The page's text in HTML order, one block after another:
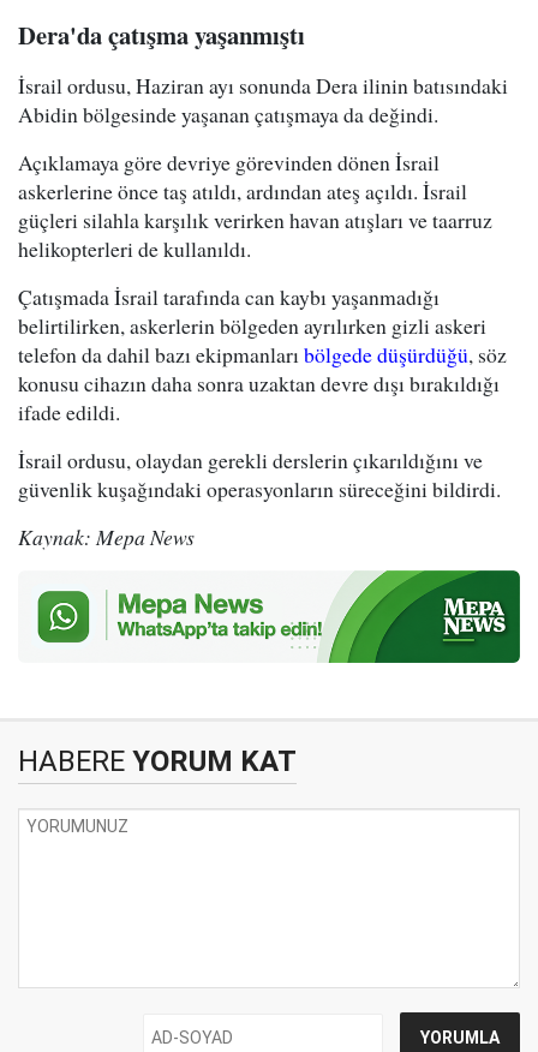
Dera'da çatışma yaşanmıştı
İsrail ordusu, Haziran ayı sonunda Dera ilinin batısındaki
Abidin bölgesinde yaşanan çatışmaya da değindi.
Açıklamaya göre devriye görevinden dönen İsrail
askerlerine önce taş atıldı, ardından ateş açıldı. İsrail
güçleri silahla karşılık verirken havan atışları ve taarruz
helikopterleri de kullanıldı.
Çatışmada İsrail tarafında can kaybı yaşanmadığı
belirtilirken, askerlerin bölgeden ayrılırken gizli askeri
telefon da dahil bazı ekipmanları bölgede düşürdüğü, söz
konusu cihazın daha sonra uzaktan devre dışı bırakıldığı
ifade edildi.
İsrail ordusu, olaydan gerekli derslerin çıkarıldığını ve
güvenlik kuşağındaki operasyonların süreceğini bildirdi.
Kaynak: Mepa News
HABERE YORUM KAT